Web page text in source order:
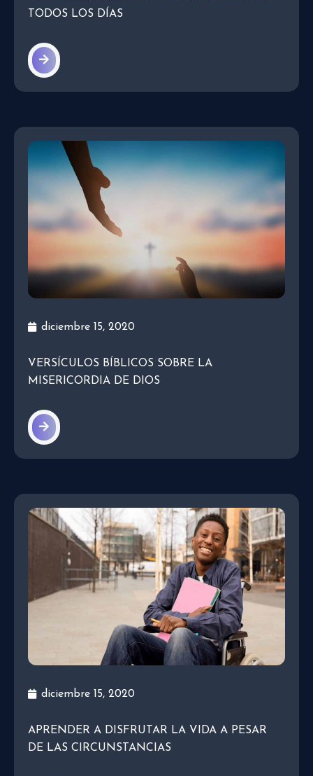
TODOS LOS DÍAS
diciembre 15, 2020
VERSÍCULOS BÍBLICOS SOBRE LA
MISERICORDIA DE DIOS
diciembre 15, 2020
APRENDER A DISFRUTAR LA VIDA A PESAR
DE LAS CIRCUNSTANCIAS